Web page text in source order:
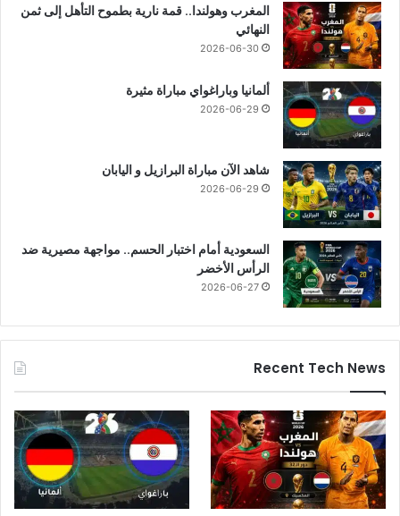
المغرب وهولندا.. قمة نارية بطموح التأهل إلى ثمن
النهائي
2026-06-30
ألمانيا وباراغواي مباراة مثيرة
2026-06-29
شاهد الآن مباراة البرازيل و اليابان
2026-06-29
السعودية أمام اختبار الحسم.. مواجهة مصيرية ضد
الرأس الأخضر
2026-06-27
Recent Tech News